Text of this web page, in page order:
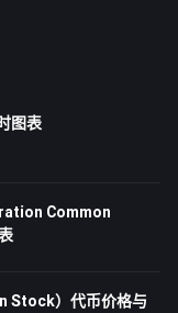
图表
Common
Stock）代币价格与